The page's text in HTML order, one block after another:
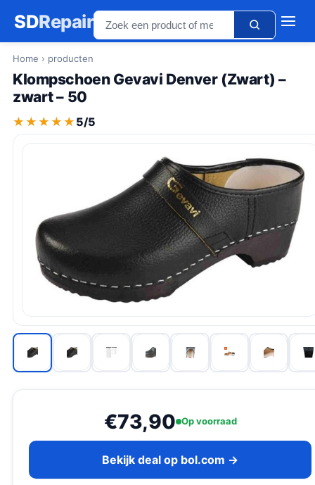
SDRepair
Home › producten
Klompschoen Gevavi Denver (Zwart) –
zwart – 50
★★★★★
★★★★★ 5/5
€73,90 Op voorraad
Bekijk deal op bol.com →